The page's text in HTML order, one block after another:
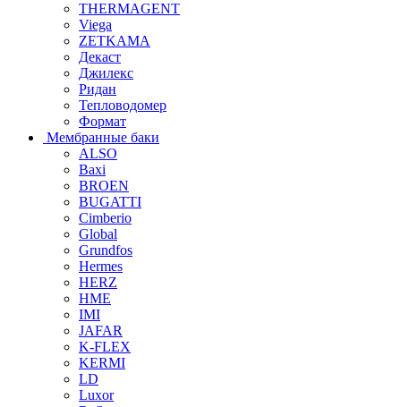
THERMAGENT
Viega
ZETKAMA
Декаст
Джилекс
Ридан
Тепловодомер
Формат
Мембранные баки
ALSO
Baxi
BROEN
BUGATTI
Cimberio
Global
Grundfos
Hermes
HERZ
HME
IMI
JAFAR
K-FLEX
KERMI
LD
Luxor